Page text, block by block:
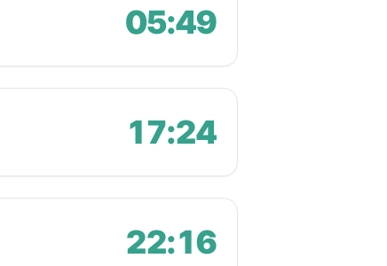
05:49
17:24
22:16